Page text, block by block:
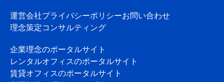
運営会社プライバシーポリシーお問い合わせ
理念策定コンサルティング
企業理念のポータルサイト
レンタルオフィスのポータルサイト
賃貸オフィスのポータルサイト